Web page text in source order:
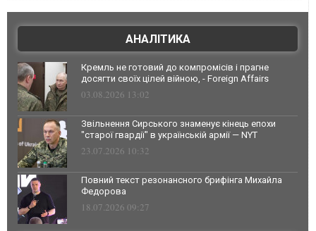
АНАЛІТИКА
Кремль не готовий до компромісів і прагне
досягти своїх цілей війною, - Foreign Affairs
03.08.2026 13:02
Звільнення Сирського знаменує кінець епохи
"старої гвардії" в українській армії — NYT
23.07.2026 10:32
Повний текст резонансного брифінга Михайла
Федорова
18.07.2026 09:27